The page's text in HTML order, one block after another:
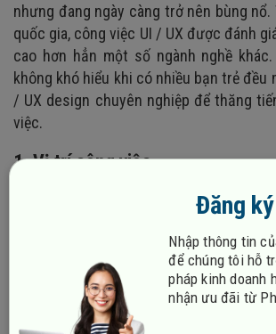
nhưng đang ngày càng trở nên bùng nổ.
quốc gia, công việc UI / UX được đánh
cao hơn hẳn một số ngành nghề
không khó hiểu khi có nhiều bạn trẻ đều
/ UX design chuyên nghiệp để thăng
việc.
1. Vị trí công việc
Trong lĩnh vực công nghệ thông tin
thiết kế UI / UX đang nhận được nhiều
các ứng viên. Điều này được chứng
truy cập vào các website tuyển dụng,
tìm kiếm được những cơ hội thông qua
Đăng
Nhập thông tin
để chúng tôi hỗ
pháp kinh doanh
nhận ưu đãi từ